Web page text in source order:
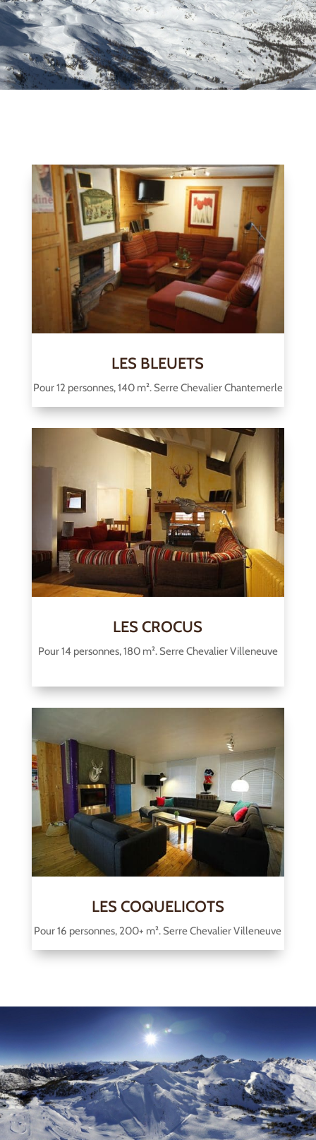
LES BLEUETS
Pour 12 personnes, 140 m². Serre Chevalier Chantemerle
LES CROCUS
Pour 14 personnes, 180 m². Serre Chevalier Villeneuve
LES COQUELICOTS
Pour 16 personnes, 200+ m². Serre Chevalier Villeneuve